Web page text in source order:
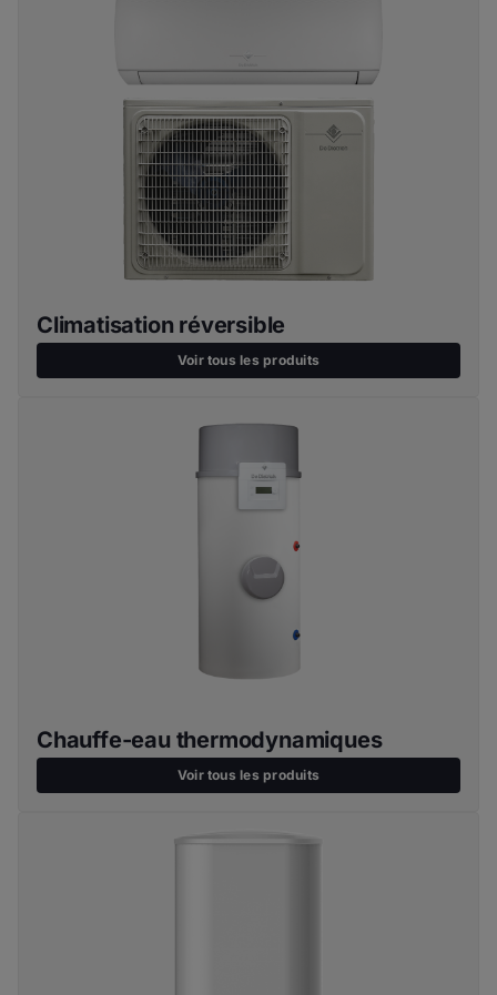
Climatisation réversible
Voir tous les produits
Chauffe-eau thermodynamiques
Voir tous les produits